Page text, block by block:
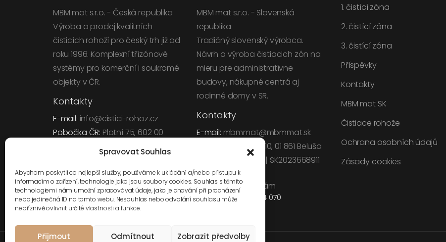
Spravovat Souhlas
Abychom poskytli co nejlepší služby, používáme k ukládání a/nebo přístupu k
informacím o zařízení, technologie jako jsou soubory cookies. Souhlas s těmito
technologiemi nám umožní zpracovávat údaje, jako je chování při procházení
nebo jedinečná ID na tomto webu. Nesouhlas nebo odvolání souhlasu může
nepříznivě ovlivnit určité vlastnosti a funkce.
Přijmout Odmítnout Zobrazit předvolby
MBM mat s.r.o. - Česká republika
Výroba a prodej kvalitních
čisticích rohoží pro český trh již od
roku 1996. Komplexní třízónové
systémy pro komerční i soukromé
objekty v ČR.
Kontakty
E-mail: info@cistici-rohoz.cz
Pobočka ČR: Plotní 75, 602 00
46968237
Zavolejte nám
+420 607 532 361
MBM mat s.r.o. - Slovenská
republika
Tradičný slovenský výrobca.
Návrh a výroba čistiacich zón na
mieru pre administratívne
budovy, nákupné centrá aj
rodinné domy v SR.
Kontakty
E-mail: mbmmat@mbmmat.sk
Visolaje 410, 01 861 Beluša
SK2023668911 | SK2023668911
Zavolajte nám
+421 905 804 070
1. čistící zóna
2. čistící zóna
3. čistící zóna
Příspěvky
Kontakty
MBM mat SK
Čistiace rohože
Ochrana osobních údajů
Zásady cookies